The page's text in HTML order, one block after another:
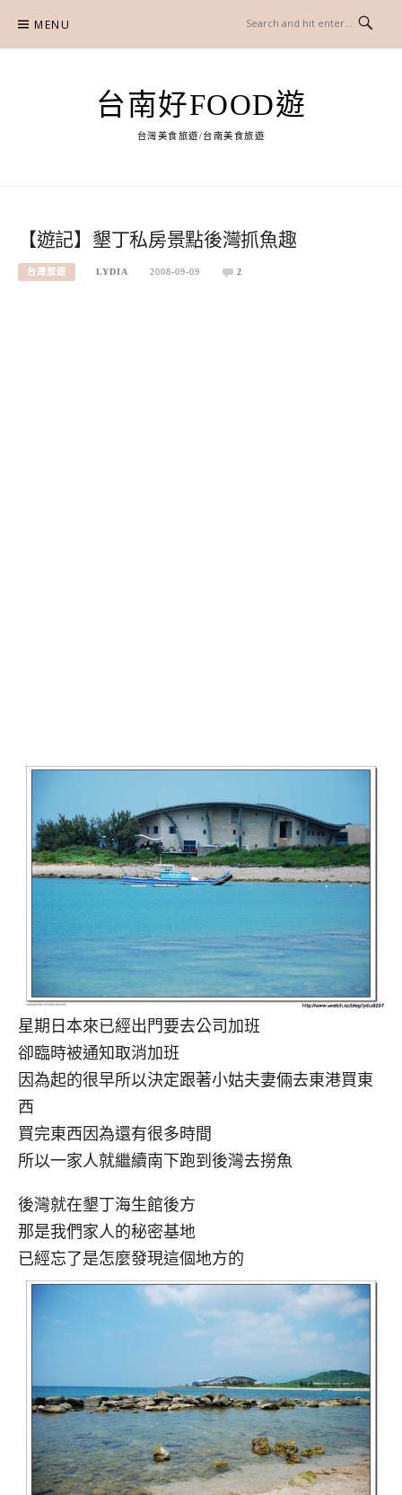
content
MENU
台南好FOOD遊
台灣美食旅遊/台南美食旅遊
【遊記】墾丁私房景點後灣抓魚趣
台灣旅遊 LYDIA 2008-09-09 2
星期日本來已經出門要去公司加班
卻臨時被通知取消加班
因為起的很早所以決定跟著小姑夫妻倆去東港買東
西
買完東西因為還有很多時間
所以一家人就繼續南下跑到後灣去撈魚
後灣就在墾丁海生館後方
那是我們家人的秘密基地
已經忘了是怎麼發現這個地方的